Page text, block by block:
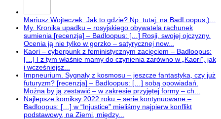
Mariusz Wojteczek: Jak to gdzie? Np. tutaj, na BadLoopus;)...
My. Kronika upadku – rosyjskiego obywatela rachunek
sumienia [recenzja] – Badloopus: […] Rosji, swojej ojczyzny.
Ocenia ją nie tylko w gorzko – satyrycznej now...
Kaori – cyberpunk z feministycznym zacięciem – Badloopus:
[…] I z tym właśnie mamy do czynienia zarówno w „Kaori”, jak
i wcześniejsz...
Impneurium. Sygnały z kosmosu – jeszcze fantastyka, czy już
futuryzm? [recenzja] – Badloopus: […] sobą opowiadań.
Można by ją zestawić – w zakresie przyjętej formy – ch...
Najlepsze komiksy 2022 roku – serie kontynuowane –
Badloopus: […] w “Injustice” mieliśmy najpierw konflikt
podstawowy, na Ziemi, między...